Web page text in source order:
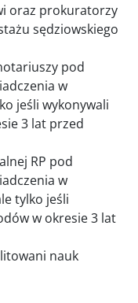
oraz prokuratorzy
sędziowskiego
pod
w
jeśli wykonywali
3 lat przed
RP pod
w
tylko jeśli
w okresie 3 lat
nauk